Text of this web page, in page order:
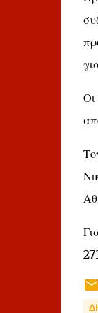
Οι